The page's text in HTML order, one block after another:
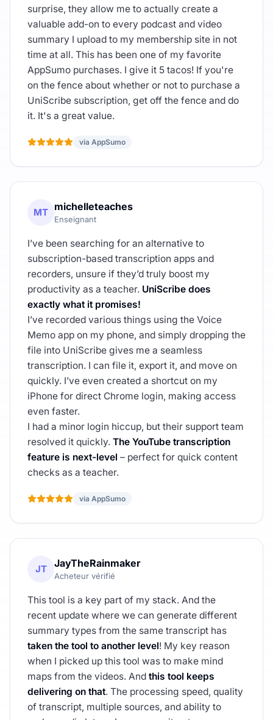
surprise, they allow me to actually create a
valuable add-on to every podcast and video
summary I upload to my membership site in not
time at all. This has been one of my favorite
AppSumo purchases. I give it 5 tacos! If you're
on the fence about whether or not to purchase a
UniScribe subscription, get off the fence and do
it. It's a great value.
via AppSumo
MT michelleteaches
Enseignant
I’ve been searching for an alternative to
subscription-based transcription apps and
recorders, unsure if they’d truly boost my
productivity as a teacher. UniScribe does
exactly what it promises!
I’ve recorded various things using the Voice
Memo app on my phone, and simply dropping the
file into UniScribe gives me a seamless
transcription. I can file it, export it, and move on
quickly. I’ve even created a shortcut on my
iPhone for direct Chrome login, making access
even faster.
I had a minor login hiccup, but their support team
resolved it quickly. The YouTube transcription
feature is next-level – perfect for quick content
checks as a teacher.
via AppSumo
JT JayTheRainmaker
Acheteur vérifié
This tool is a key part of my stack. And the
recent update where we can generate different
summary types from the same transcript has
taken the tool to another level! My key reason
when I picked up this tool was to make mind
maps from the videos. And this tool keeps
delivering on that. The processing speed, quality
of transcript, multiple sources, and ability to